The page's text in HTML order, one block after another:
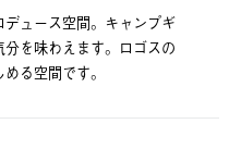
ュース空間。キャンプギ
を味わえます。ロゴスの
る空間です。